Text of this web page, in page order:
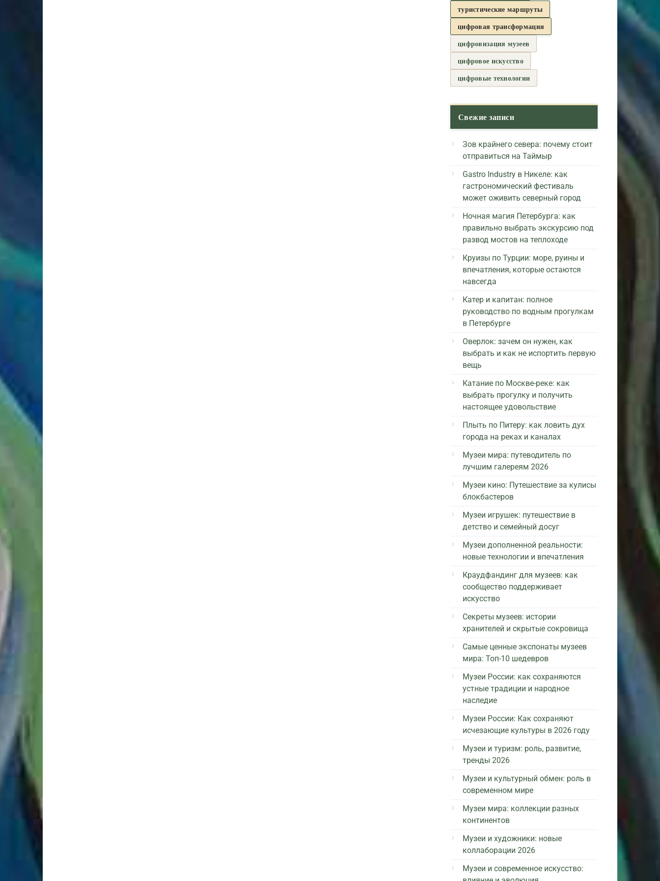
туристические маршруты
цифровая трансформация
цифровизация музеев
цифровое искусство
цифровые технологии
Свежие записи
Зов крайнего севера: почему стоит
отправиться на Таймыр
Gastro Industry в Никеле: как
гастрономический фестиваль
может оживить северный город
Ночная магия Петербурга: как
правильно выбрать экскурсию под
развод мостов на теплоходе
Круизы по Турции: море, руины и
впечатления, которые остаются
навсегда
Катер и капитан: полное
руководство по водным прогулкам
в Петербурге
Оверлок: зачем он нужен, как
выбрать и как не испортить первую
вещь
Катание по Москве-реке: как
выбрать прогулку и получить
настоящее удовольствие
Плыть по Питеру: как ловить дух
города на реках и каналах
Музеи мира: путеводитель по
лучшим галереям 2026
Музеи кино: Путешествие за кулисы
блокбастеров
Музеи игрушек: путешествие в
детство и семейный досуг
Музеи дополненной реальности:
новые технологии и впечатления
Краудфандинг для музеев: как
сообщество поддерживает
искусство
Секреты музеев: истории
хранителей и скрытые сокровища
Самые ценные экспонаты музеев
мира: Топ-10 шедевров
Музеи России: как сохраняются
устные традиции и народное
наследие
Музеи России: Как сохраняют
исчезающие культуры в 2026 году
Музеи и туризм: роль, развитие,
тренды 2026
Музеи и культурный обмен: роль в
современном мире
Музеи мира: коллекции разных
континентов
Музеи и художники: новые
коллаборации 2026
Музеи и современное искусство: